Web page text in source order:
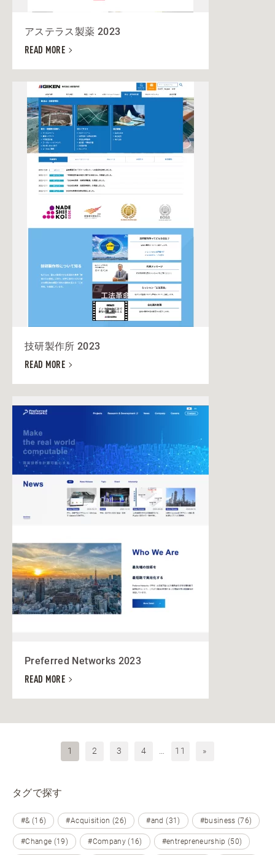
アステラス製薬 2023
READ MORE
技研製作所 2023
READ MORE
Preferred Networks 2023
READ MORE
1 2 3 4 … 11 »
タグで探す
#& (16) #Acquisition (26) #and (31) #business (76)
#Change (19) #Company (16) #entrepreneurship (50)